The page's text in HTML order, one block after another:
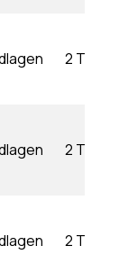
2 Tage
2 Tage
2 Tage